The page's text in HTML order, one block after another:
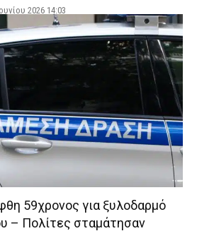
2026 14:03
59χρονος για ξυλοδαρμό
– Πολίτες σταμάτησαν